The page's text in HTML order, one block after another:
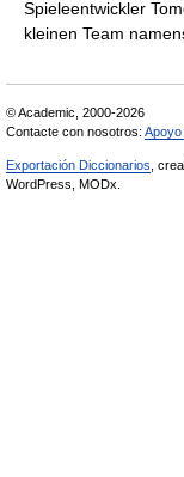
Spieleentwickler
kleinen Team
© Academic, 2000-2026
Contacte con nosotros:
Exportación Diccionarios ,
WordPress, MODx.